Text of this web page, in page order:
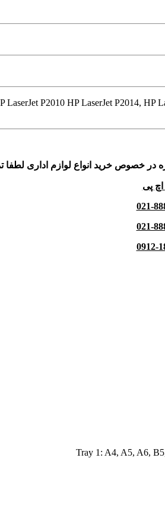
P2010 HP LaserJet P2014, HP
در خصوص خرید انواع لوازم اداری لطفا
اچ پی
021-
021-
0912-
Tray 1: A4, A5, A6,